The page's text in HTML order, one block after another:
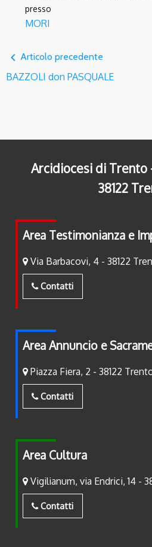
presso
MORI
navigate_before Articolo precedente
BAZZOLI don PASQUALE
Arcidiocesi di Trento
38122
Area Testimonianza e
Via Barbacovi, 4 - 38122
Contatti
Area Annuncio e
Piazza Fiera, 2 - 38122
Contatti
Area Cultura
Vigilianum, via Endrici, 14 -
Contatti